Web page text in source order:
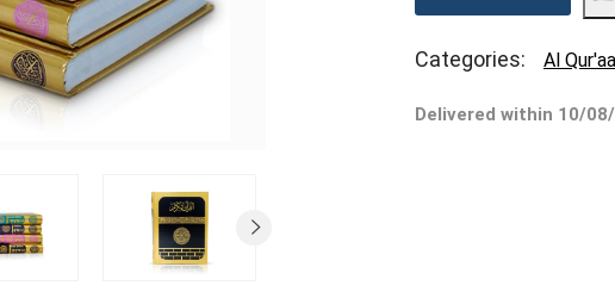
Categories: Al
Delivered within 10/